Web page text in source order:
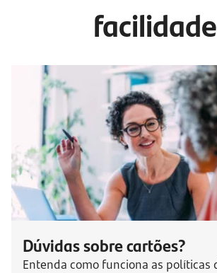
facilidade
Dúvidas sobre cartões?
Entenda como funciona as políticas